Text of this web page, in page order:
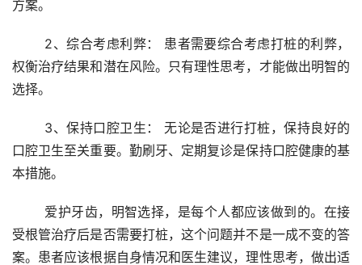
方案。
权衡治疗结果和潜在风险。只有理性思考，才能做出明智的
选择。
口腔卫生至关重要。勤刷牙、定期复诊是保持口腔健康的基
本措施。
受根管治疗后是否需要打桩，这个问题并不是一成不变的答
案。患者应该根据自身情况和医生建议，理性思考，做出适